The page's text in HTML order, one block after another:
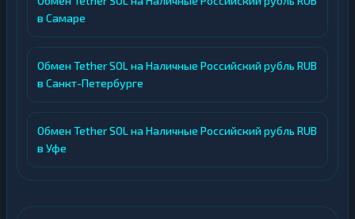
в Самаре
Обмен Tether SOL на Наличные Российский рубль RUB
в Санкт-Петербурге
Обмен Tether SOL на Наличные Российский рубль RUB
в Уфе